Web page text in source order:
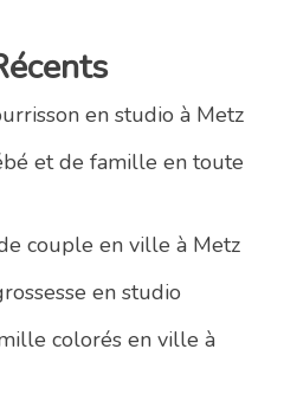
en studio à Metz
et de famille en toute
couple en ville à Metz
en studio
colorés en ville à